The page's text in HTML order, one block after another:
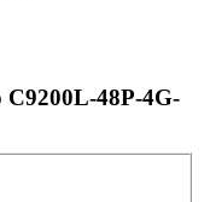
C9200L-48P-4G-